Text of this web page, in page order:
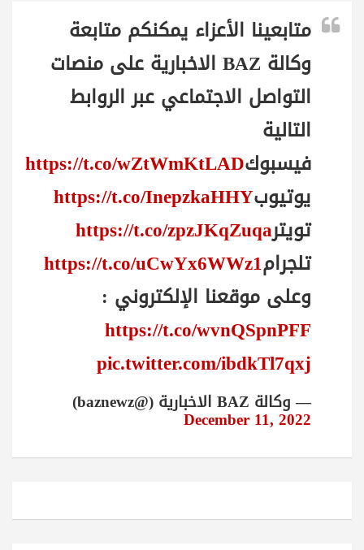
متابعينا الأعزاء يمكنكم متابعة
وكالة BAZ الاخبارية على منصات
التواصل الاجتماعي عبر الروابط
التالية
فيسبوكhttps://t.co/wZtWmKtLAD
يوتيوبhttps://t.co/InepzkaHHY
تويترhttps://t.co/zpzJKqZuqa
تلجرامhttps://t.co/uCwYx6WWz1
وعلى موقعنا الإلكتروني :
https://t.co/wvnQSpnPFF
pic.twitter.com/ibdkTl7qxj
— وكالة BAZ الاخبارية (@baznewz)
December 11, 2022